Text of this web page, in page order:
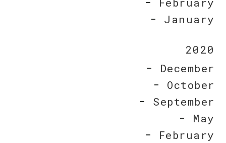
January
2020
December
October
September
May
February